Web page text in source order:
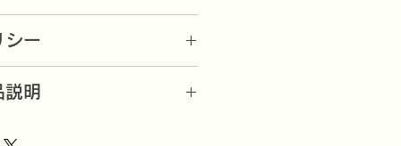
シー
は、弊店にて負担）
明